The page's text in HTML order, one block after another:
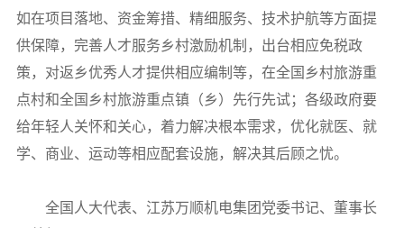
如在项目落地、资金筹措、精细服务、技术护航等方面提
供保障，完善人才服务乡村激励机制，出台相应免税政
策，对返乡优秀人才提供相应编制等，在全国乡村旅游重
点村和全国乡村旅游重点镇（乡）先行先试；各级政府要
给年轻人关怀和关心，着力解决根本需求，优化就医、就
学、商业、运动等相应配套设施，解决其后顾之忧。
全国人大代表、江苏万顺机电集团党委书记、董事长